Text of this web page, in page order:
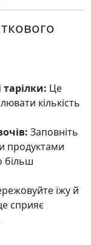
Це
кількість
Заповніть
продуктами
більш
їжу й
сприяє